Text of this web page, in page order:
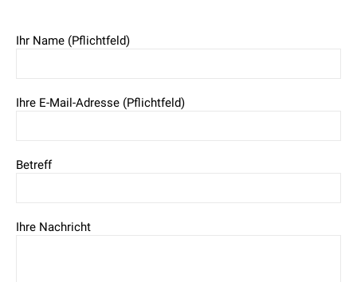
Ihr Name (Pflichtfeld)
Ihre E-Mail-Adresse (Pflichtfeld)
Betreff
Ihre Nachricht